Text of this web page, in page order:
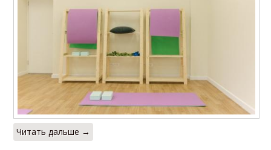
Читать дальше →